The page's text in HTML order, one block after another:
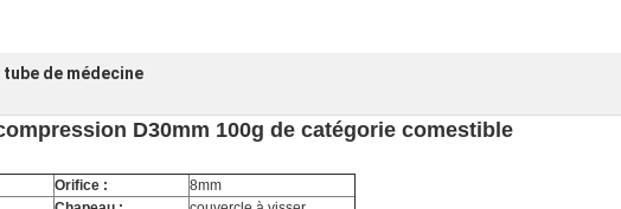
tube de médecine
D30mm 100g de catégorie comestible
Orifice :
8mm